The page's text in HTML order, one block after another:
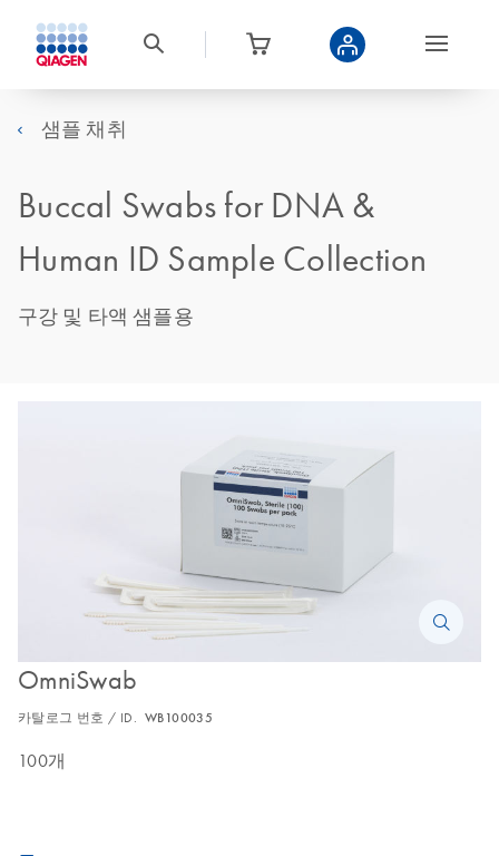
샘플 채취
Buccal Swabs for DNA &
Human ID Sample Collection
구강 및 타액 샘플용
OmniSwab
카탈로그 번호 / ID. WB100035
100개